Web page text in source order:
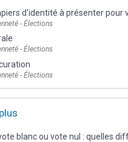
d'identité à présenter pour
- Élections
- Élections
- Élections
blanc ou vote nul : quelles